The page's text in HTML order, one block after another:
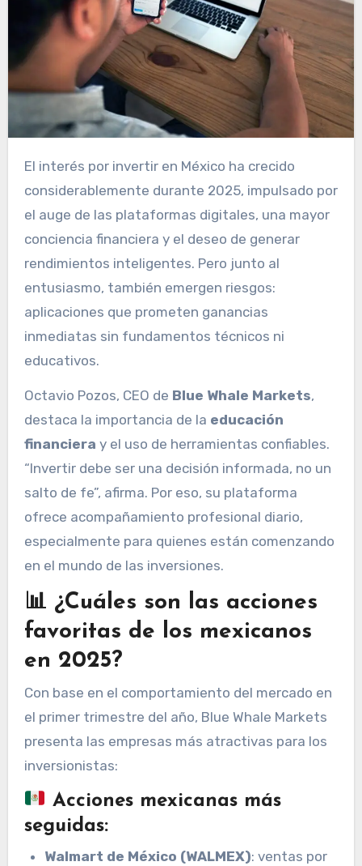
El interés por invertir en México ha crecido
considerablemente durante 2025, impulsado por
el auge de las plataformas digitales, una mayor
conciencia financiera y el deseo de generar
rendimientos inteligentes. Pero junto al
entusiasmo, también emergen riesgos:
aplicaciones que prometen ganancias
inmediatas sin fundamentos técnicos ni
educativos.
Octavio Pozos, CEO de Blue Whale Markets,
destaca la importancia de la educación
financiera y el uso de herramientas confiables.
“Invertir debe ser una decisión informada, no un
salto de fe”, afirma. Por eso, su plataforma
ofrece acompañamiento profesional diario,
especialmente para quienes están comenzando
en el mundo de las inversiones.
📊 ¿Cuáles son las acciones
favoritas de los mexicanos
en 2025?
Con base en el comportamiento del mercado en
el primer trimestre del año, Blue Whale Markets
presenta las empresas más atractivas para los
inversionistas:
Acciones mexicanas más
seguidas:
Walmart de México (WALMEX): ventas por